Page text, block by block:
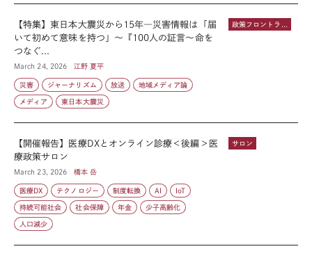
政策フロントライン
【特集】東日本大震災から15年―災害情報は「届
いて初めて意味を持つ」～『100人の証言～命を
つなぐ...
March 24, 2026 江野 夏平
災害 ジャーナリズム 放送 地域メディア論
メディア 東日本大震災
サロン
【開催報告】医療DXとオンライン診療＜後編＞医
療政策サロン
March 23, 2026 橋本 岳
医療DX テクノロジー 制度転換 AI IoT
持続可能社会 社会保障 年金 少子高齢化
人口減少